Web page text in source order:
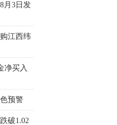
月3日发
江西纬
净买入
预警
破1.02